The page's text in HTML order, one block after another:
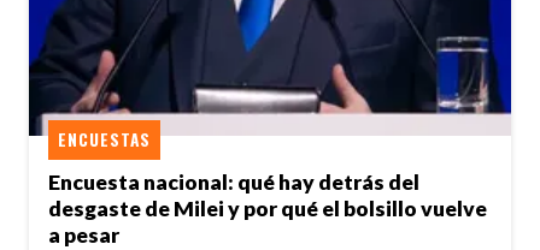
Encuesta nacional: qué hay detrás del
desgaste de Milei y por qué el bolsillo vuelve
a pesar
ENCUESTAS